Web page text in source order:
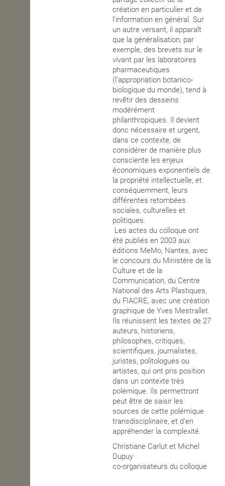
création en particulier et de
l’information en général. Sur
un autre versant, il apparaît
que la généralisation, par
exemple, des brevets sur le
vivant par les laboratoires
pharmaceutiques
(l’appropriation botanico-
biologique du monde), tend à
revêtir des desseins
modérément
philanthropiques. Il devient
donc nécessaire et urgent,
dans ce contexte, de
considérer de manière plus
consciente les enjeux
économiques exponentiels de
la propriété intellectuelle, et
conséquemment, leurs
différentes retombées
sociales, culturelles et
politiques.
Les actes du colloque ont
été publiés en 2003 aux
éditions MeMo, Nantes, avec
le concours du Ministère de la
Culture et de la
Communication, du Centre
National des Arts Plastiques,
du FIACRE, avec une création
graphique de Yves Mestrallet.
Ils réunissent les textes de 27
auteurs, historiens,
philosophes, critiques,
scientifiques, journalistes,
juristes, politologues ou
artistes, qui ont pris position
dans un contexte très
polémique. Ils permettront
peut être de saisir les
sources de cette polémique
transdisciplinaire, et d'en
appréhender la complexité.
Christiane Carlut et Michel
Dupuy
co-organisateurs du colloque